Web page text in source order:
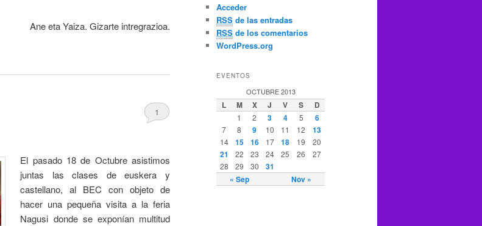
Ane eta Yaiza. Gizarte intregrazioa.
1
El pasado 18 de Octubreasistimos
juntas las clases de euskera y
castellano, al BEC con objeto de
hacer una pequeña visita a la feria
Nagusi donde se exponían multitud
Acceder
RSS de las entradas
RSS de los comentarios
WordPress.org
EVENTOS
OCTUBRE 2013
L M X J V S D
« Sep Nov »
1 2 3 4 5 6
7 8 9 10 11 12 13
14 15 16 17 18 19 20
21 22 23 24 25 26
27
28
29 30 31